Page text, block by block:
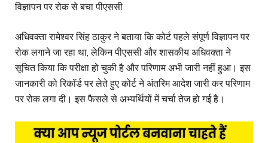
विज्ञापन पर रोक से बचा पीएससी
अधिवक्ता रामेश्वर सिंह ठाकुर ने बताया कि कोर्ट पहले संपूर्ण विज्ञापन पर
रोक लगाने जा रहा था, लेकिन पीएससी और शासकीय अधिवक्ता ने
सूचित किया कि परीक्षा हो चुकी है और परिणाम अभी जारी नहीं हुआ। इस
जानकारी को रिकॉर्ड पर लेते हुए कोर्ट ने अंतरिम आदेश जारी कर परिणाम
पर रोक लगा दी। इस फैसले से अभ्यर्थियों में चर्चा तेज हो गई है।